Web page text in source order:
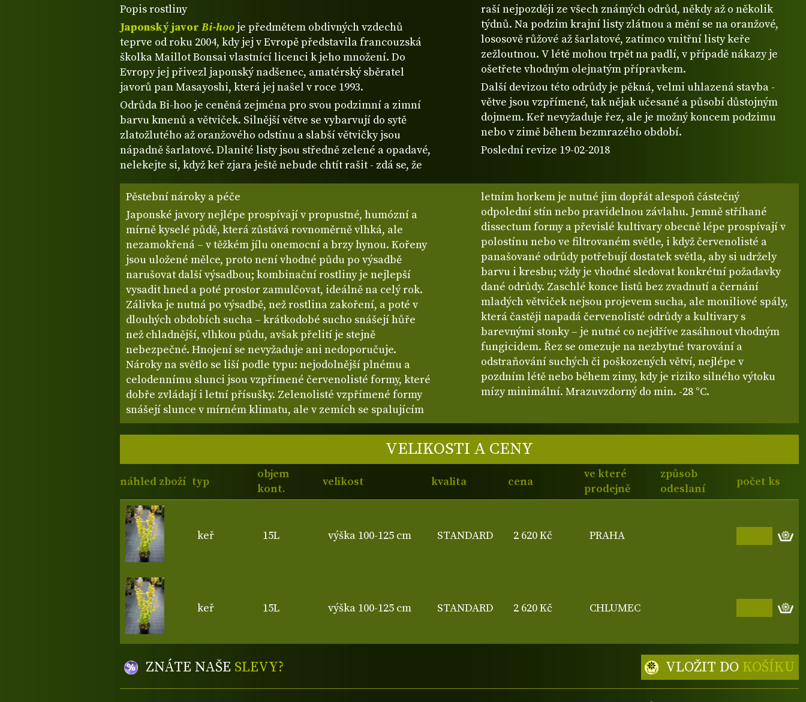
Popis rostliny
Japonský javor Bi-hoo je předmětem obdivných vzdechů
teprve od roku 2004, kdy jej v Evropě představila francouzská
školka Maillot Bonsai vlastnící licenci k jeho množení. Do
Evropy jej přivezl japonský nadšenec, amatérský sběratel
javorů pan Masayoshi, která jej našel v roce 1993.
Odrůda Bi-hoo je ceněná zejména pro svou podzimní a zimní
barvu kmenů a větviček. Silnější větve se vybarvují do sytě
zlatožlutého až oranžového odstínu a slabší větvičky jsou
nápadně šarlatové. Dlanité listy jsou středně zelené a opadavé,
nelekejte si, když keř zjara ještě nebude chtít rašit - zdá se, že
raší nejpozději ze všech známých odrůd, někdy až o několik
týdnů. Na podzim krajní listy zlátnou a mění se na oranžové,
lososově růžové až šarlatové, zatímco vnitřní listy keře
zežloutnou. V létě mohou trpět na padlí, v případě nákazy je
ošetřete vhodným olejnatým přípravkem.
Další devizou této odrůdy je pěkná, velmi uhlazená stavba -
větve jsou vzpřímené, tak nějak učesané a působí důstojným
dojmem. Keř nevyžaduje řez, ale je možný koncem podzimu
nebo v zimě během bezmrazého období.
Poslední revize 19-02-2018
Pěstební nároky a péče
Japonské javory nejlépe prospívají v propustné, humózní a
mírně kyselé půdě, která zůstává rovnoměrně vlhká, ale
nezamokřená – v těžkém jílu onemocní a brzy hynou. Kořeny
jsou uložené mělce, proto není vhodné půdu po výsadbě
narušovat další výsadbou; kombinační rostliny je nejlepší
vysadit hned a poté prostor zamulčovat, ideálně na celý rok.
Zálivka je nutná po výsadbě, než rostlina zakoření, a poté v
dlouhých obdobích sucha – krátkodobé sucho snášejí hůře
než chladnější, vlhkou půdu, avšak přelití je stejně
nebezpečné. Hnojení se nevyžaduje ani nedoporučuje.
Nároky na světlo se liší podle typu: nejodolnější plnému a
celodennímu slunci jsou vzpřímené červenolisté formy, které
dobře zvládají i letní přísušky. Zelenolisté vzpřímené formy
snášejí slunce v mírném klimatu, ale v zemích se spalujícím
letním horkem je nutné jim dopřát alespoň částečný
odpolední stín nebo pravidelnou závlahu. Jemně stříhané
dissectum formy a převislé kultivary obecně lépe prospívají v
polostínu nebo ve filtrovaném světle, i když červenolisté a
panašované odrůdy potřebují dostatek světla, aby si udržely
barvu i kresbu; vždy je vhodné sledovat konkrétní požadavky
dané odrůdy. Zaschlé konce listů bez zvadnutí a černání
mladých větviček nejsou projevem sucha, ale moniliové spály,
která častěji napadá červenolisté odrůdy a kultivary s
barevnými stonky – je nutné co nejdříve zasáhnout vhodným
fungicidem. Řez se omezuje na nezbytné tvarování a
odstraňování suchých či poškozených větví, nejlépe v
pozdním létě nebo během zimy, kdy je riziko silného výtoku
mízy minimální. Mrazuvzdorný do min. -28 °C.
VELIKOSTI A CENY
náhled zboží typ
objem
kont.
velikost kvalita cena
ve které
prodejně
způsob
odeslaní
počet ks
keř 15L výška 100-125 cm STANDARD 2 620 Kč PRAHA
keř 15L výška 100-125 cm STANDARD 2 620 Kč CHLUMEC
ZNÁTE NAŠE SLEVY? VLOŽIT DO KOŠÍKU